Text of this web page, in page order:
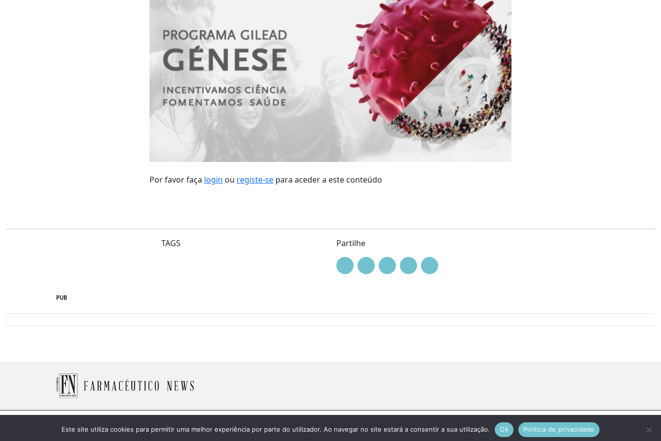
Por favor faça login ou registe-se para aceder a este conteúdo
TAGS Partilhe
PUB
© 2026 Farmacêutico News -Política de Cookies|Política de privacidade
Este site utiliza cookies para permitir uma melhor experiência por parte do utilizador. Ao navegar no site estará a consentir a sua utilização. Ok Política de privacidade